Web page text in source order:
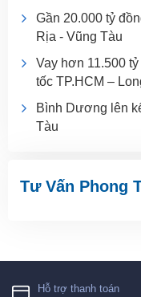
Gần 20.000 tỷ
Rịa - Vũng Tàu
Vay hơn 11.500
tốc TP.HCM –
Bình Dương lên
Tàu
Tư Vấn Phong
Hỗ trợ thanh toán